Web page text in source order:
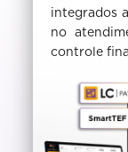
integrados
no
controle